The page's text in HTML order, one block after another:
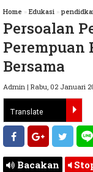
Home » Edukasi »
Persoalan
Perempuan
Bersama
Admin | Rabu, 02 Januari
Bacakan